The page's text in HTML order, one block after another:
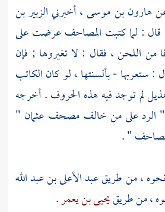
هارون بن موسى، أخبرنيالزبير بن
قال : لما كتبت المصاحف عرضت على
من اللحن ، فقال : لا تغيروها ; فإن
ستعربها - بألسنتها ، لو كان الكاتب
لم توجد فيه هذه الحروف . أخرجه
الرد على من خالف مصحف عثمان "
" .
نحوه ، من طريقعبد الأعلى بن عبد الله
، من طريقيحيى بن يعمر.